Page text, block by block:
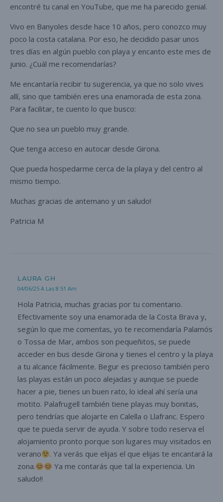
encontré tu canal en YouTube, que me ha parecido genial.
Vivo en Banyoles desde hace 10 años, pero conozco muy
poco la costa catalana. Por eso, he decidido pasar unos
tres días en algún pueblo con playa y encanto este mes de
junio. ¿Cuál me recomendarías?
Me encantaría recibir tu sugerencia, ya que no solo vives
allí, sino que también eres una enamorada de esta zona.
Para facilitar, te cuento lo que busco:
Que no sea un pueblo muy grande.
Que tenga acceso en autocar desde Girona.
Que pueda hospedarme cerca de la playa y del centro al
mismo tiempo.
Muchas gracias de antemano y un saludo!
Patricia M
LAURA GH
04/06/25 A Las 8:51 Am
Hola Patricia, muchas gracias por tu comentario.
Efectivamente soy una enamorada de la Costa Brava y,
según lo que me comentas, yo te recomendaría Palamós
o Tossa de Mar, ambos son pequeñitos, se puede
acceder en bus desde Girona y tienes el centro y la playa
a tu alcance fácilmente. Begur es precioso también pero
las playas están un poco alejadas y aunque se puede
hacer a pie, tienes un buen rato, lo ideal ahí sería una
motito. Palafrugell también tiene playas muy bonitas,
pero tendrías que alojarte en Calella o Llafranc. Espero
que te pueda servir de ayuda. Y sobre todo reserva el
alojamiento pronto porque son lugares muy visitados en
verano
. Ya verás que elijas el que elijas te encantará la
zona.
Ya me contarás que tal la experiencia. Un
saludo!!